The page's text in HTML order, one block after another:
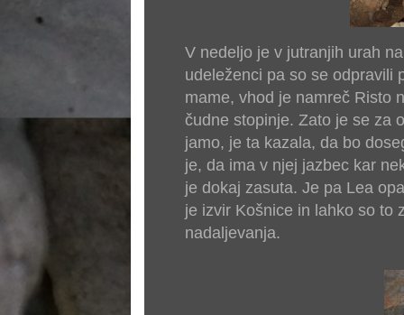
V nedeljo je v jutranjih urah
udeleženci pa so se odpravili
mame, vhod je namreč Risto
čudne stopinje. Zato je se za
jamo, je ta kazala, da bo
je, da ima v njej jazbec kar
je dokaj zasuta. Je pa Lea
je izvir Košnice in lahko so to
nadaljevanja.